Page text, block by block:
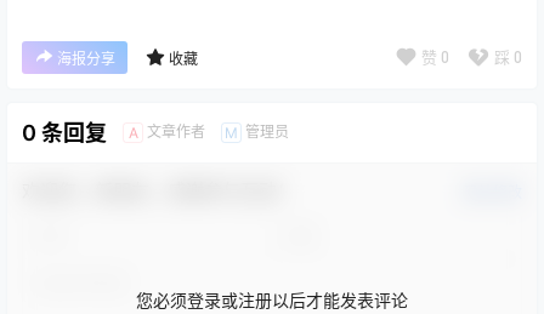
海报分享 收藏 赞 0 踩 0
0 条回复 A 文章作者 M 管理员
您必须登录或注册以后才能发表评论